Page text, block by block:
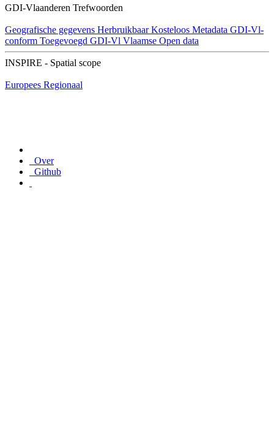
GDI-Vlaanderen Trefwoorden
Geografische gegevens Herbruikbaar Kosteloos Metadata GDI-Vl-
conform Toegevoegd GDI-Vl Vlaamse Open data
INSPIRE - Spatial scope
Europees Regionaal
Over
Github